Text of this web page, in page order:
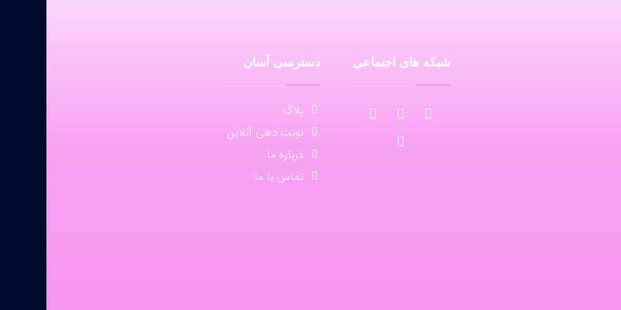
شبکه های اجتماعی دسترسی آسان
بلاگ
نوبت دهی آنلاین
درباره ما
تماس با ما